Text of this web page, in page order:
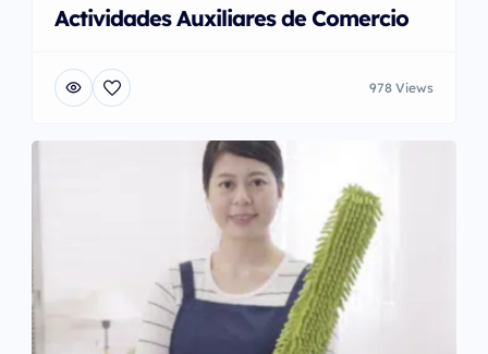
Actividades Auxiliares de Comercio
978 Views